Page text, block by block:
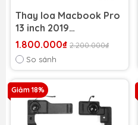
Thay loa Macbook Pro
13 inch 2019
(A1989/A2159)
1.800.000₫ 2.200.000₫
So sánh
Giảm 18%